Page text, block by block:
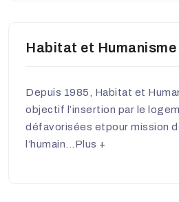
Habitat et
Depuis 1985, Habitat et
objectif l’insertion par le
défavorisées etpour mission
l’humain... Plus +